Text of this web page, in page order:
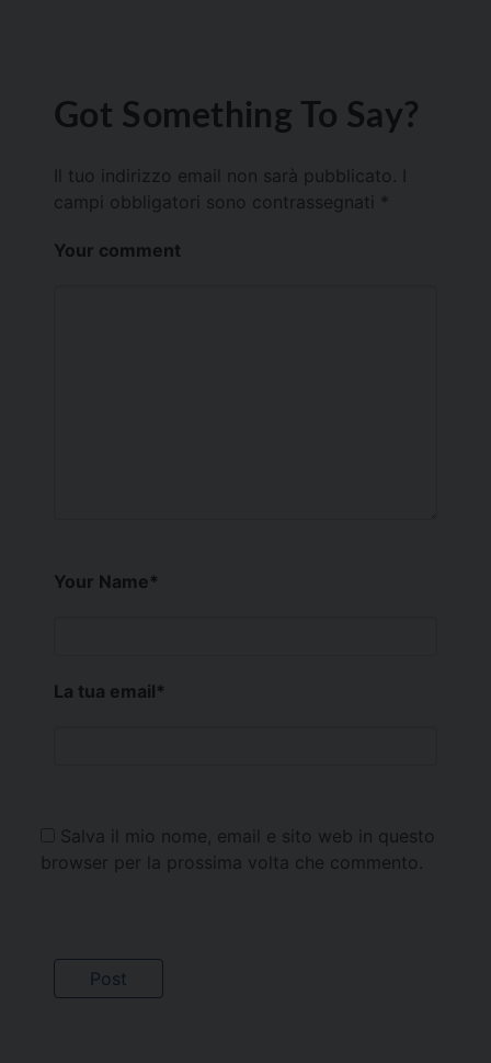
Got Something To Say?
Il tuo indirizzo email non sarà pubblicato.
campi obbligatori sono contrassegnati *
Your comment
Your Name*
La tua email*
Salva il mio nome, email e sito web in questo
browser per la prossima volta che commento.